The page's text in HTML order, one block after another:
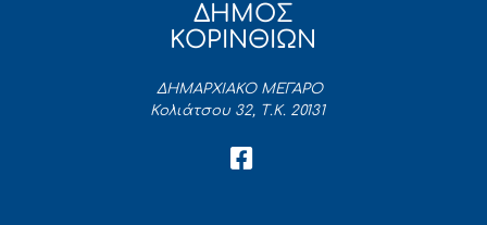
ΔΗΜΟΣ
ΚΟΡΙΝΘΙΩΝ
ΔΗΜΑΡΧΙΑΚΟ ΜΕΓΑΡΟ
Κολιάτσου 32, Τ.Κ. 20131